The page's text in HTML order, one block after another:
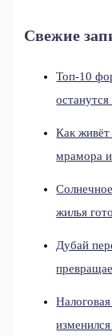
Свежие
Топ-10
Как
мрамора
жилья
Дубай